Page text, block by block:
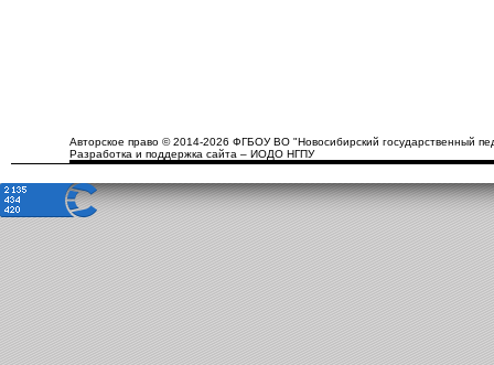
Авторское право © 2014-2026 ФГБОУ ВО "Новосибирский государственный
Разработка и поддержка сайта – ИОДО НГПУ